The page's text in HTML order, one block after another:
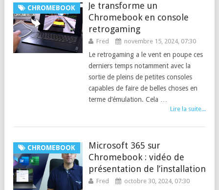
CHROMEBOOK
Je transforme un
Chromebook en console
retrogaming
Fred novembre 15, 2024, 07:30
Le retrogaming a le vent en poupe ces
derniers temps notamment avec la
sortie de pleins de petites consoles
capables de faire de belles choses en
terme d’émulation. Cela …
Lire la suite...
CHROMEBOOK
Microsoft 365 sur
Chromebook : vidéo de
présentation de l’installation
Fred octobre 30, 2024, 07:30